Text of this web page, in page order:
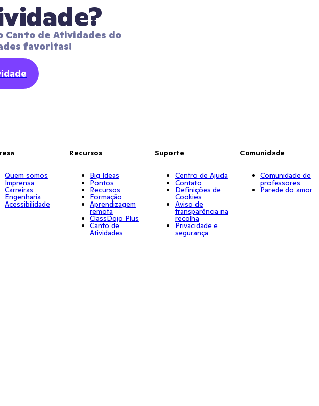
Canto de Atividades do
favoritas!
Quem somos
Imprensa
Carreiras
Engenharia
Acessibilidade
Recursos
Big Ideas
Pontos
Recursos
Formação
Aprendizagem
remota
ClassDojo Plus
Canto de
Atividades
Suporte
Centro de Ajuda
Contato
Definições de
Cookies
Aviso de
transparência na
recolha
Privacidade e
segurança
Comunidade
Comunidade de
professores
Parede do amor